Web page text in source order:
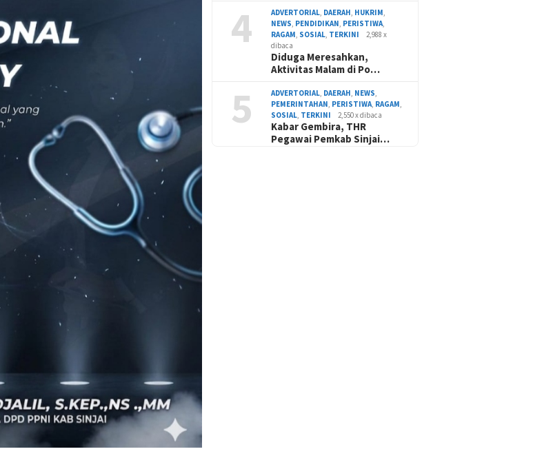
4 ADVERTORIAL DAERAH HUKRIM
NEWS PENDIDIKAN PERISTIWA
RAGAM SOSIAL TERKINI
2,988 x
dibaca
Diduga Meresahkan,
Aktivitas Malam di Po…
5 ADVERTORIAL DAERAH NEWS
PEMERINTAHAN PERISTIWA RAGAM
SOSIAL TERKINI 2,550 x dibaca
Kabar Gembira, THR
Pegawai Pemkab Sinjai…